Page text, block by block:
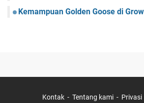
Kemampuan Golden Goose di
Kontak Tentang kami Privasi